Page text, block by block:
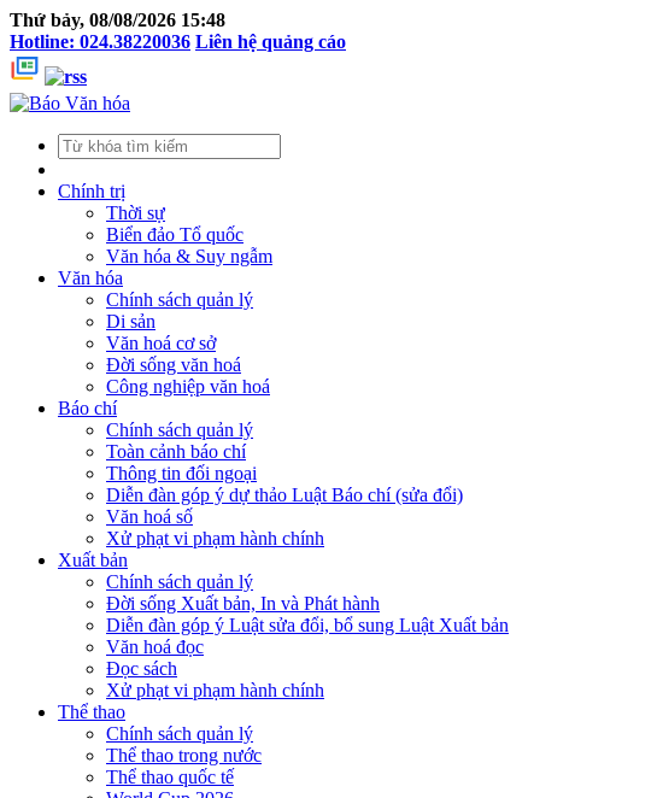
Thứ bảy, 08/08/2026 15:48
Hotline: 024.38220036 Liên hệ quảng cáo
Chính trị
Thời sự
Biển đảo Tổ quốc
Văn hóa & Suy ngẫm
Văn hóa
Chính sách quản lý
Di sản
Văn hoá cơ sở
Đời sống văn hoá
Công nghiệp văn hoá
Báo chí
Chính sách quản lý
Toàn cảnh báo chí
Thông tin đối ngoại
Diễn đàn góp ý dự thảo Luật Báo chí (sửa đổi)
Văn hoá số
Xử phạt vi phạm hành chính
Xuất bản
Chính sách quản lý
Đời sống Xuất bản, In và Phát hành
Diễn đàn góp ý Luật sửa đổi, bổ sung Luật Xuất bản
Văn hoá đọc
Đọc sách
Xử phạt vi phạm hành chính
Thể thao
Chính sách quản lý
Thể thao trong nước
Thể thao quốc tế